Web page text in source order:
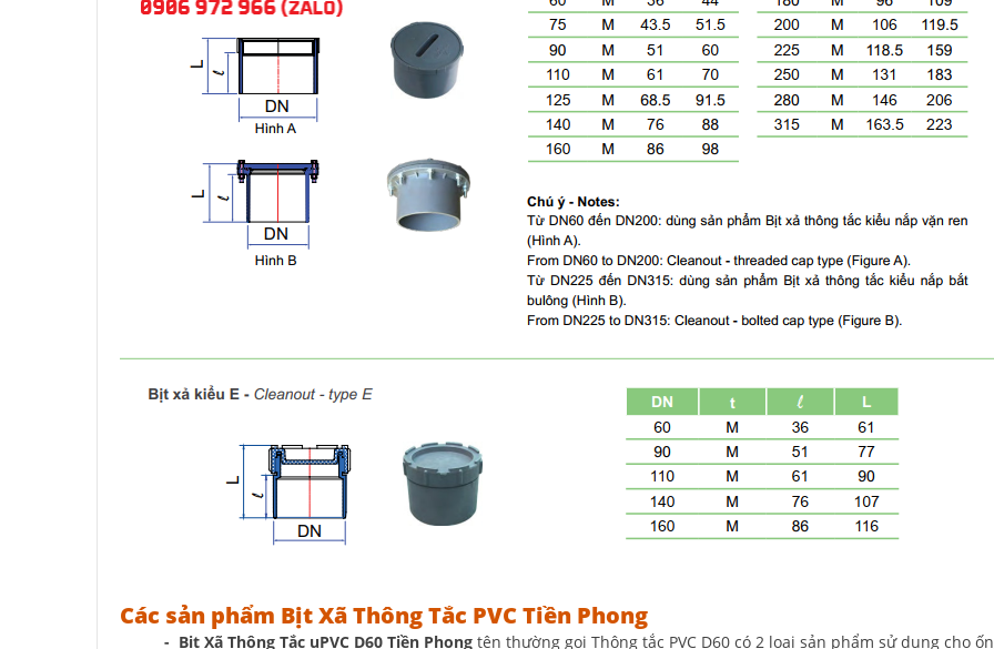
Các sản phẩm Bịt Xã Thông Tắc PVC Tiền Phong
- Bịt Xã Thông Tắc uPVC D60 Tiền Phong tên thường gọi Thông tắc PVC D60 có 2 loại sản phẩm sử dụng cho